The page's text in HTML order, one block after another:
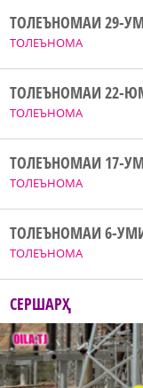
ТОЛЕЪНОМА
ТОЛЕЪНОМАИ 29-
ТОЛЕЪНОМА
ТОЛЕЪНОМАИ 22-
ТОЛЕЪНОМА
ТОЛЕЪНОМАИ 17-
ТОЛЕЪНОМА
ТОЛЕЪНОМАИ 6-
СЕРШАРҲ